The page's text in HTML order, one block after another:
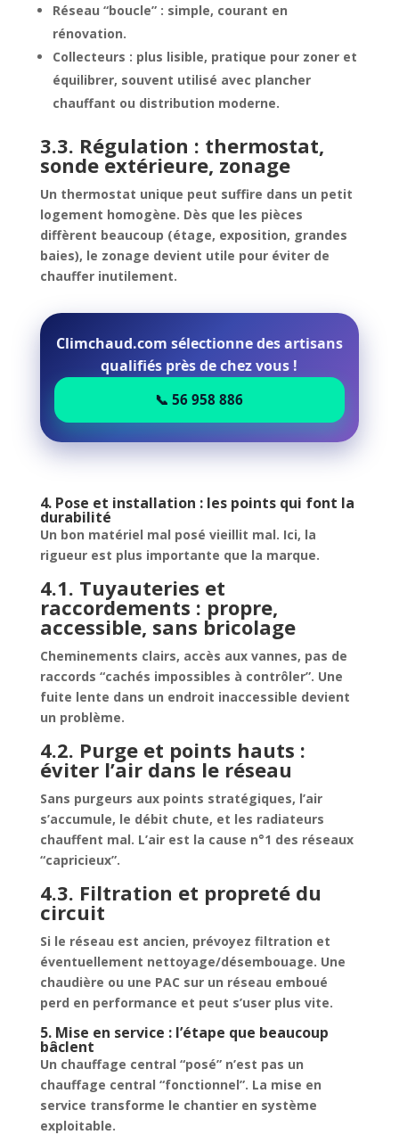
Réseau “boucle” : simple, courant en
rénovation.
Collecteurs : plus lisible, pratique pour zoner et
équilibrer, souvent utilisé avec plancher
chauffant ou distribution moderne.
3.3. Régulation : thermostat,
sonde extérieure, zonage
Un thermostat unique peut suffire dans un petit
logement homogène. Dès que les pièces
diffèrent beaucoup (étage, exposition, grandes
baies), le zonage devient utile pour éviter de
chauffer inutilement.
Climchaud.com sélectionne des artisans
qualifiés près de chez vous !
📞 56 958 886
4. Pose et installation : les points qui font la
durabilité
Un bon matériel mal posé vieillit mal. Ici, la
rigueur est plus importante que la marque.
4.1. Tuyauteries et
raccordements : propre,
accessible, sans bricolage
Cheminements clairs, accès aux vannes, pas de
raccords “cachés impossibles à contrôler”. Une
fuite lente dans un endroit inaccessible devient
un problème.
4.2. Purge et points hauts :
éviter l’air dans le réseau
Sans purgeurs aux points stratégiques, l’air
s’accumule, le débit chute, et les radiateurs
chauffent mal. L’air est la cause n°1 des réseaux
“capricieux”.
4.3. Filtration et propreté du
circuit
Si le réseau est ancien, prévoyez filtration et
éventuellement nettoyage/désembouage. Une
chaudière ou une PAC sur un réseau emboué
perd en performance et peut s’user plus vite.
5. Mise en service : l’étape que beaucoup
bâclent
Un chauffage central “posé” n’est pas un
chauffage central “fonctionnel”. La mise en
service transforme le chantier en système
exploitable.